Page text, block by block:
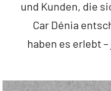
und Kunden, die
Car Dénia
haben es erlebt